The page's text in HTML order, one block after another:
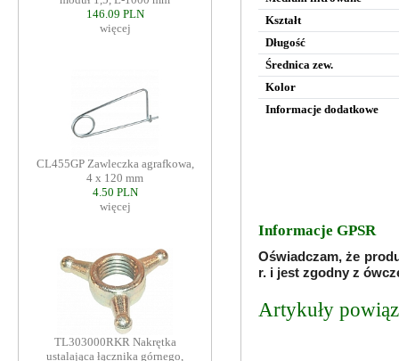
146.09 PLN
więcej
CL455GP Zawleczka agrafkowa,
4 x 120 mm
4.50 PLN
więcej
TL303000RKR Nakrętka
ustalająca łącznika górnego,
Kształt
Długość
Średnica zew.
Kolor
Informacje dodatkowe
Informacje GPSR
Oświadczam, że
r. i jest zgodny z
Artykuły